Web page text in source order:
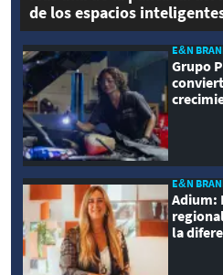
de los espacios
E&N
Grupo
E&N
Adium:
la